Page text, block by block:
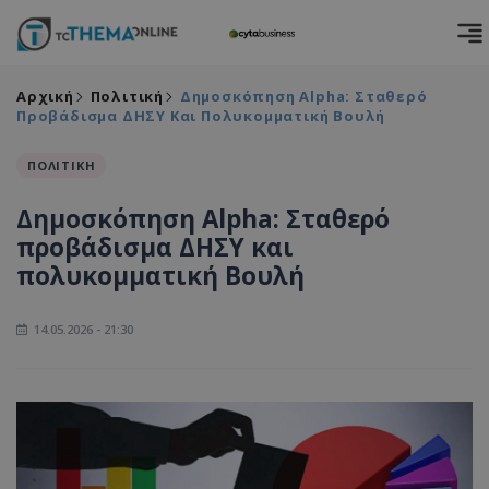
Αρχική Πολιτική
Δημοσκόπηση Alpha: Σταθερό
Προβάδισμα ΔΗΣΥ Και Πολυκομματική Βουλή
ΠΟΛΙΤΙΚΗ
Δημοσκόπηση Alpha: Σταθερό
προβάδισμα ΔΗΣΥ και
πολυκομματική Βουλή
14.05.2026 - 21:30